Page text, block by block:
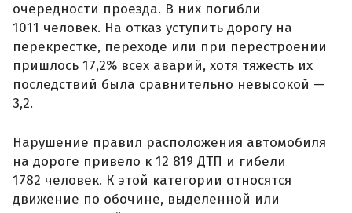
очередности проезда. В них погибли
1011 человек. На отказ уступить дорогу на
перекрестке, переходе или при перестроении
пришлось 17,2% всех аварий, хотя тяжесть их
последствий была сравнительно невысокой —
3,2.
Нарушение правил расположения автомобиля
на дороге привело к 12 819 ДТП и гибели
1782 человек. К этой категории относятся
движение по обочине, выделенной или